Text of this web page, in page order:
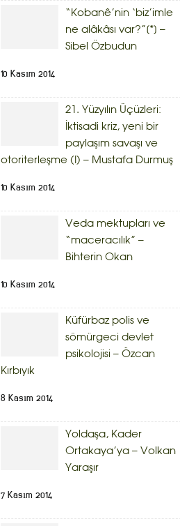
“Kobanê’nin ‘biz’imle
ne alâkâsı var?”[*] –
Sibel Özbudun
10 Kasım 2014
21. Yüzyılın Üçüzleri:
İktisadi kriz, yeni bir
paylaşım savaşı ve
otoriterleşme (I) – Mustafa Durmuş
10 Kasım 2014
Veda mektupları ve
“maceracılık” –
Bihterin Okan
10 Kasım 2014
Küfürbaz polis ve
sömürgeci devlet
psikolojisi – Özcan
Kırbıyık
8 Kasım 2014
Yoldaşa, Kader
Ortakaya’ya – Volkan
Yaraşır
7 Kasım 2014